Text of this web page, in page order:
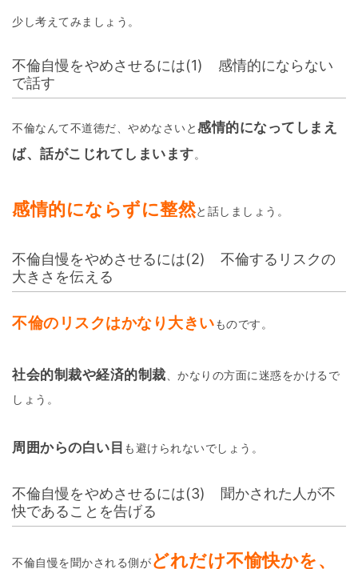
少し考えてみましょう。
不倫自慢をやめさせるには(1) 感情的にならない
で話す
不倫なんて不道徳だ、やめなさいと感情的になってしまえ
ば、話がこじれてしまいます。
感情的にならずに整然と話しましょう。
不倫自慢をやめさせるには(2) 不倫するリスクの
大きさを伝える
不倫のリスクはかなり大きいものです。
社会的制裁や経済的制裁 、かなりの方面に迷惑をかけるで
しょう。
周囲からの白い目 も避けられないでしょう。
不倫自慢をやめさせるには(3) 聞かされた人が不
快であることを告げる
不倫自慢を聞かされる側がどれだけ不愉快かを、